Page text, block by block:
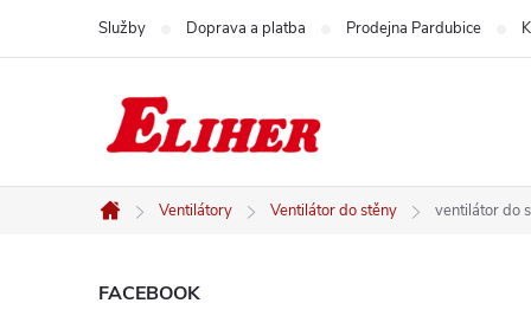
Služby Doprava a platba Prodejna Pardubice
Domů
Ventilátory Ventilátor do stěny ventilátor do
P
FACEBOOK